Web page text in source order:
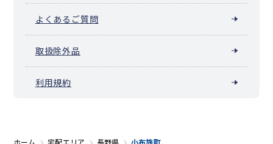
よくあるご質問
取扱除外品
利用規約